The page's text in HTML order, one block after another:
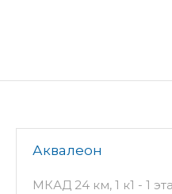
Аквалеон
МКАД 24 км, 1 к1 - 1